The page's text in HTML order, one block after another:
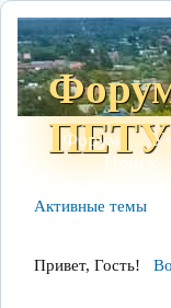
Форум
Поиск
Активные темы
Привет, Гость!